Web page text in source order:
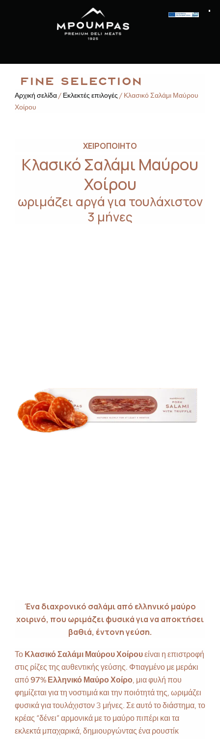
FINE SELECTION
Αρχική σελίδα/ Εκλεκτές επιλογές / Κλασικό Σαλάμι Μαύρου
Χοίρου
ΧΕΙΡΟΠΟΙΗΤΟ
Κλασικό Σαλάμι Μαύρου
Χοίρου
ωριμάζει αργά για τουλάχιστον
3 μήνες
Ένα διαχρονικό σαλάμι από ελληνικό μαύρο
χοιρινό, που ωριμάζει φυσικά για να αποκτήσει
βαθιά, έντονη γεύση.
ΤοΚλασικό Σαλάμι Μαύρου Χοίρουείναι η επιστροφή
στις ρίζες της αυθεντικής γεύσης. Φτιαγμένο με μεράκι
από97% Ελληνικό Μαύρο Χοίρο, μια φυλή που
φημίζεται για τη νοστιμιά και την ποιότητά της, ωριμάζει
φυσικά για τουλάχιστον 3 μήνες. Σε αυτό το διάστημα, το
κρέας “δένει” αρμονικά με το μαύρο πιπέρι και τα
εκλεκτά μπαχαρικά, δημιουργώντας ένα ρουστίκ